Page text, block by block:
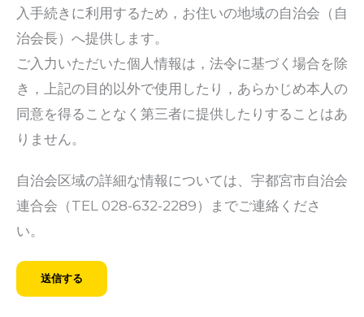
入手続きに利用するため，お住いの地域の自治会（自
治会長）へ提供します。
ご入力いただいた個人情報は，法令に基づく場合を除
き，上記の目的以外で使用したり，あらかじめ本人の
同意を得ることなく第三者に提供したりすることはあ
りません。
自治会区域の詳細な情報については、宇都宮市自治会
連合会（TEL 028-632-2289）までご連絡くださ
い。